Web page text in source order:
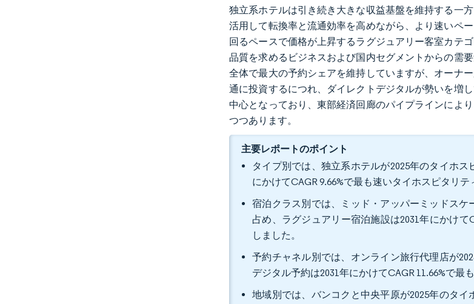
独立系ホテルは引き続き大きな収益基盤を維持する一
活用して転換率と流通効率を高めながら、より速いペ
回るペースで価格が上昇するラグジュアリー客室カテ
品質を求めるビジネスおよび国内セグメントからの需
全体で最大の予約シェアを維持していますが、オーナ
通に投資するにつれ、ダイレクトデジタルが勢いを増
中心となっており、東部経済回廊のパイプラインによ
つつあります。
主要レポートのポイント
タイプ別では、独立系ホテルが2025年のタイホ
にかけてCAGR 9.66%で最も速いタイホスピタリ
宿泊クラス別では、ミッド・アッパーミッドスケ
占め、ラグジュアリー宿泊施設は2031年にかけ
しました。
予約チャネル別では、オンライン旅行代理店が
デジタル予約は2031年にかけてCAGR 11.66%で
地域別では、バンコクと中央平原が2025年のタ